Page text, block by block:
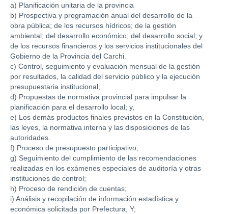
a) Planificación unitaria de la provincia
b) Prospectiva y programación anual del desarrollo de la
obra pública; de los recursos hídricos; de la gestión
ambiental; del desarrollo económico; del desarrollo social; y
de los recursos financieros y los servicios institucionales del
Gobierno de la Provincia del Carchi.
c) Control, seguimiento y evaluación mensual de la gestión
por resultados, la calidad del servicio público y la ejecución
presupuestaria institucional;
d) Propuestas de normativa provincial para impulsar la
planificación para el desarrollo local; y,
e) Los demás productos finales previstos en la Constitución,
las leyes, la normativa interna y las disposiciones de las
autoridades.
f) Proceso de presupuesto participativo;
g) Seguimiento del cumplimiento de las recomendaciones
realizadas en los exámenes especiales de auditoría y otras
instituciones de control;
h) Proceso de rendición de cuentas;
i) Análisis y recopilación de información estadística y
económica solicitada por Prefectura, Y;